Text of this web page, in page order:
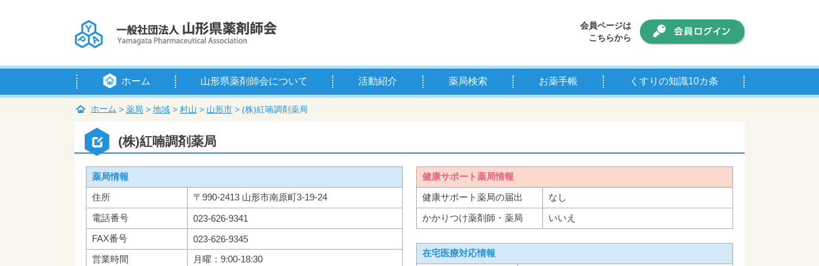
会員ページは
こちらから
ホーム 山形県薬剤師会について
会長挨拶
定款
例規等
組織・役員
賛助会員
入会のご案内
アクセス
活動紹介 薬局検索 お薬手帳 くすりの知識10カ条
ホーム > 薬局 > 地域> 村山 > 山形市> (株)紅喃調剤薬局
(株)紅喃調剤薬局
薬局情報
住所
〒990-2413 山形市南原町3-19-24
電話番号
023-626-9341
FAX番号
023-626-9345
営業時間
月曜：9:00-18:30
健康サポート薬局情報
健康サポート薬局の届出
なし
かかりつけ薬剤師・薬局
いいえ
在宅医療対応情報